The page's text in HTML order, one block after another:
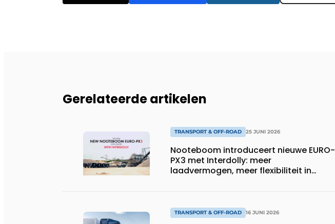
Gerelateerde artikelen
TRANSPORT & OFF-ROAD 25 JUNI 2026
Nooteboom introduceert nieuwe EURO-
PX3 met Interdolly: meer
laadvermogen, meer flexibiliteit in
TRANSPORT & OFF-ROAD 16 JUNI 2026